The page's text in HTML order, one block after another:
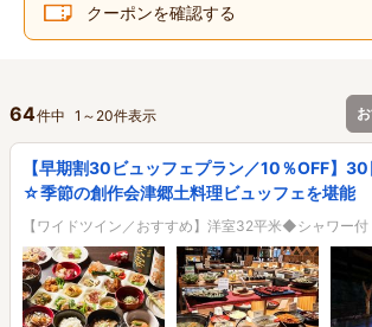
クーポンを確認する
64件中 1 ～ 20件表示
【早期割30ビュッフェプラン／10％OFF】
☆季節の創作会津郷土料理ビュッフェを堪能
【ワイドツイン／おすすめ】洋室32平米◆シャワー付